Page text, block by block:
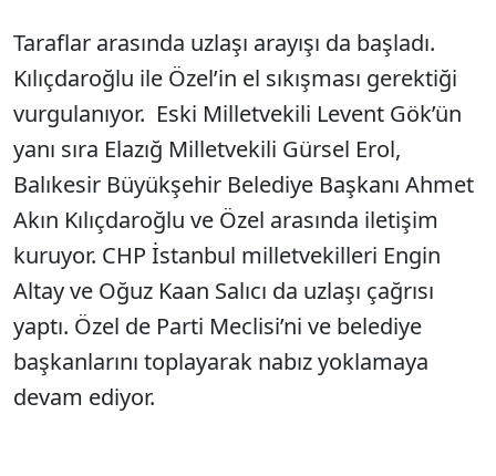
Taraflar arasında uzlaşı arayışı da başladı.
Kılıçdaroğlu ile Özel’in el sıkışması gerektiği
vurgulanıyor. Eski Milletvekili Levent Gök’ün
yanı sıra Elazığ Milletvekili Gürsel Erol,
Balıkesir Büyükşehir Belediye Başkanı Ahmet
Akın Kılıçdaroğlu ve Özel arasında iletişim
kuruyor. CHP İstanbul milletvekilleri Engin
Altay ve Oğuz Kaan Salıcı da uzlaşı çağrısı
yaptı. Özel de Parti Meclisi’ni ve belediye
başkanlarını toplayarak nabız yoklamaya
devam ediyor.